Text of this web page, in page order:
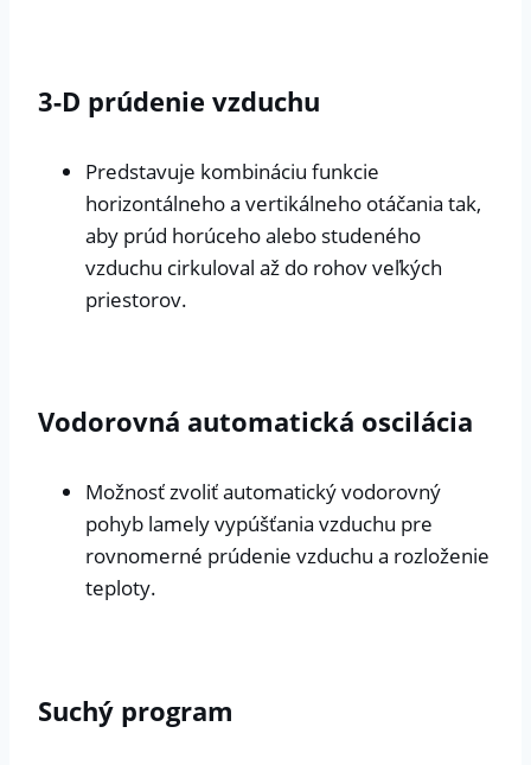
3-D prúdenie vzduchu
Predstavuje kombináciu funkcie
horizontálneho a vertikálneho otáčania tak,
aby prúd horúceho alebo studeného
vzduchu cirkuloval až do rohov veľkých
priestorov.
Vodorovná automatická oscilácia
Možnosť zvoliť automatický vodorovný
pohyb lamely vypúšťania vzduchu pre
rovnomerné prúdenie vzduchu a rozloženie
teploty.
Suchý program